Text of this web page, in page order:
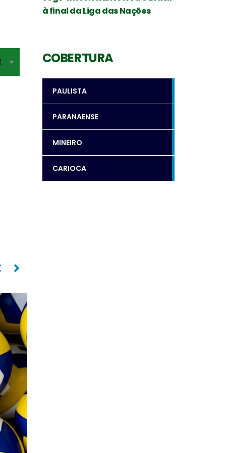
à final da Liga das Nações
COBERTURA
PAULISTA
PARANAENSE
MINEIRO
CARIOCA